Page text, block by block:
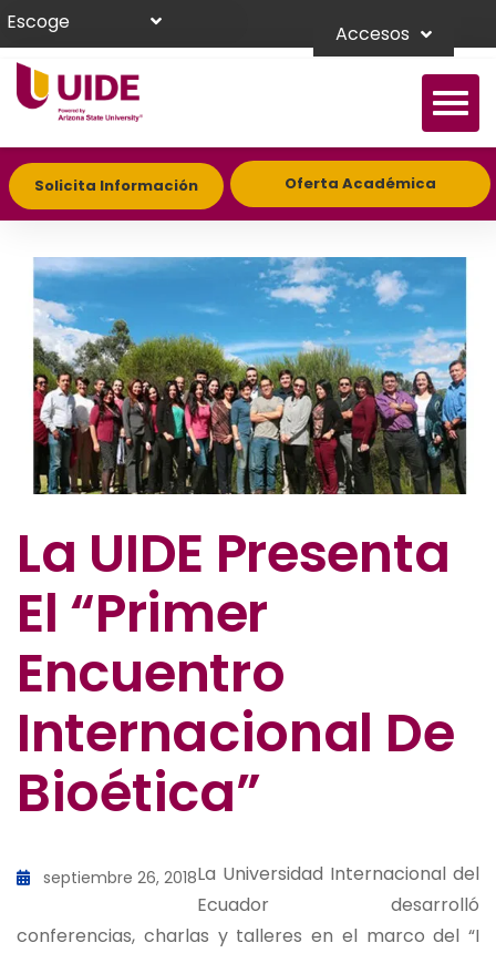
Escoge Accesos
Solicita Información Oferta Académica
La UIDE Presenta
El “Primer
Encuentro
Internacional De
Bioética”
septiembre 26, 2018La Universidad Internacional del
Ecuador desarrolló
conferencias, charlas y talleres en el marco del “I